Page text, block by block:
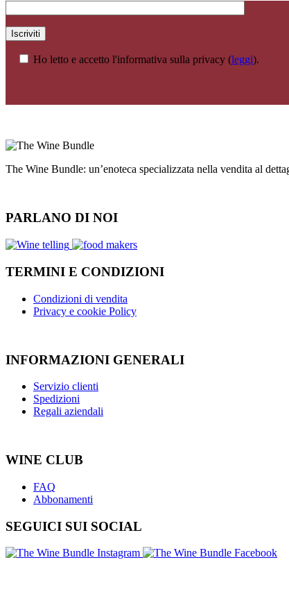
Ho letto e accetto l'informativa sulla privacy (leggi).
The Wine Bundle: un’enoteca specializzata nella vendita al
PARLANO DI NOI
TERMINI E CONDIZIONI
Condizioni di vendita
Privacy e cookie Policy
INFORMAZIONI GENERALI
Servizio clienti
Spedizioni
Regali aziendali
WINE CLUB
FAQ
Abbonamenti
SEGUICI SUI SOCIAL